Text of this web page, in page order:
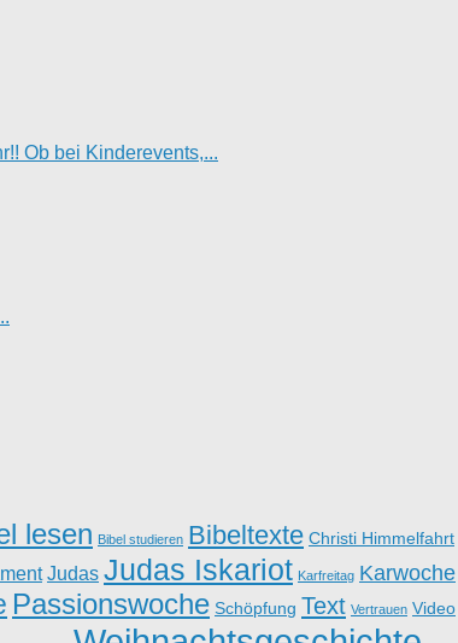
Ob bei Kinderevents,...
lesen Bibel studieren Bibeltexte Christi Himmelfahrt
Judas Judas Iskariot Karfreitag Karwoche
Passionswoche Schöpfung Text Vertrauen Video